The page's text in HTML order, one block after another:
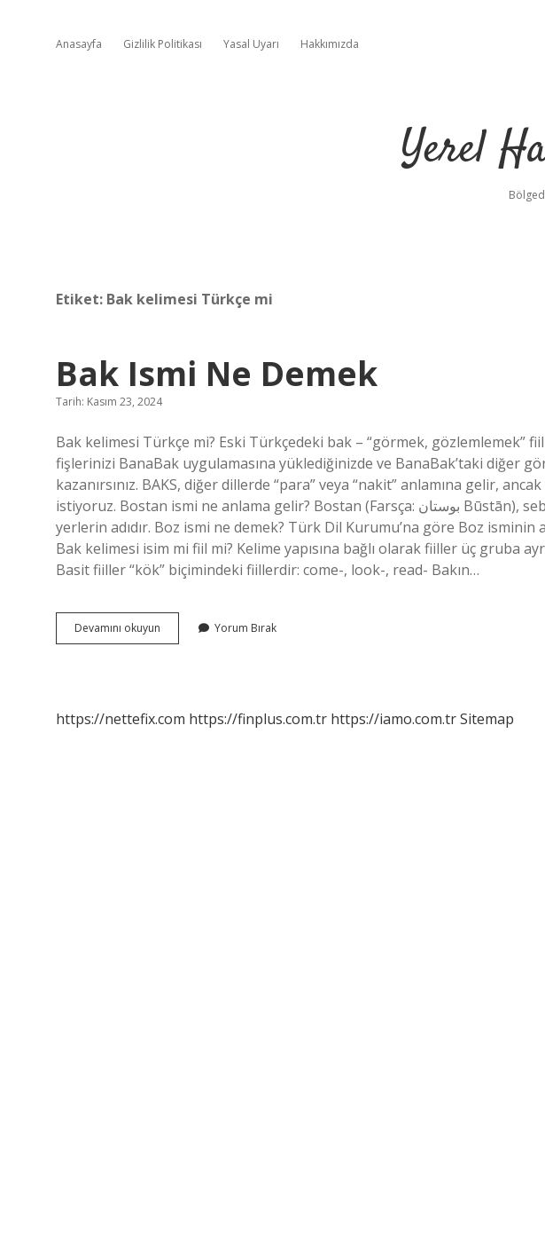
Anasayfa Gizlilik Politikası Yasal Uyarı Hakkımızda
Yerel
Etiket: Bak kelimesi Türkçe mi
Bak Ismi Ne Demek
Tarih: Kasım 23, 2024
Bak kelimesi Türkçe mi? Eski Türkçedeki bak – “görmek, gözlemlemek”
fişlerinizi BanaBak uygulamasına yüklediğinizde ve BanaBak’taki diğer
kazanırsınız. BAKS, diğer dillerde “para” veya “nakit” anlamına gelir,
istiyoruz. Bostan ismi ne anlama gelir? Bostan (Farsça: بوستان Būstān), sebze, meyve veya çiçek yetiştirilen
yerlerin adıdır. Boz ismi ne demek? Türk Dil Kurumu’na göre Boz isminin
Bak kelimesi isim mi fiil mi? Kelime yapısına bağlı olarak fiiller üç gruba
Basit fiiller “kök” biçimindeki fiillerdir: come-, look-, read- Bakın…
Devamını okuyun
Ismi
Yorum Bırak
https://nettefix.com https://finplus.com.tr https://iamo.com.trSitemap